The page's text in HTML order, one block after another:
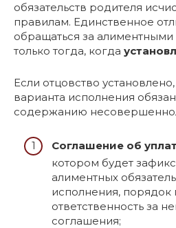
обязательств родителя
правилам. Единственное
обращаться за
только тогда, когда
Если отцовство
варианта исполнения
содержанию
Соглашение об
котором будет
алиментных
исполнения, порядок
ответственность за
соглашения;